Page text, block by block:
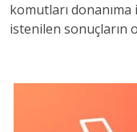
komutları
istenilen sonuçların